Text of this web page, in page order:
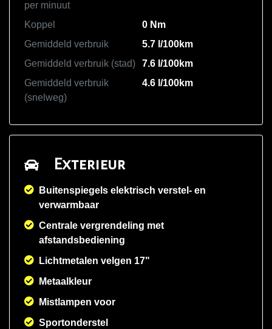
per minuut
Koppel
0 Nm
Gemiddeld verbruik
5.7 l/100km
Gemiddeld verbruik (stad)
7.6 l/100km
Gemiddeld verbruik
(snelweg)
4.6 l/100km
Exterieur
Buitenspiegels elektrisch verstel- en
verwarmbaar
Centrale vergrendeling met
afstandsbediening
Lichtmetalen velgen 17"
Metaalkleur
Mistlampen voor
Sportonderstel